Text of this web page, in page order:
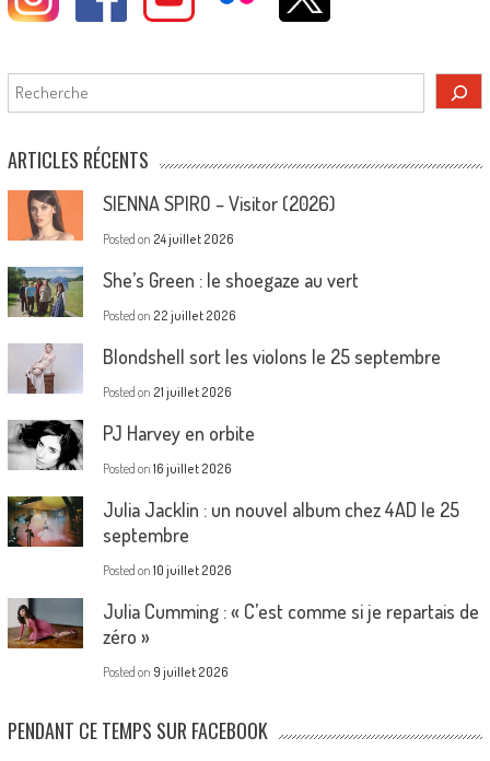
Rechercher
ARTICLES RÉCENTS
SIENNA SPIRO – Visitor (2026)
Posted on 24 juillet 2026
She’s Green : le shoegaze au vert
Posted on 22 juillet 2026
Blondshell sort les violons le 25 septembre
Posted on 21 juillet 2026
PJ Harvey en orbite
Posted on 16 juillet 2026
Julia Jacklin : un nouvel album chez 4AD le 25
septembre
Posted on 10 juillet 2026
Julia Cumming : « C’est comme si je repartais de
zéro »
Posted on 9 juillet 2026
PENDANT CE TEMPS SUR FACEBOOK